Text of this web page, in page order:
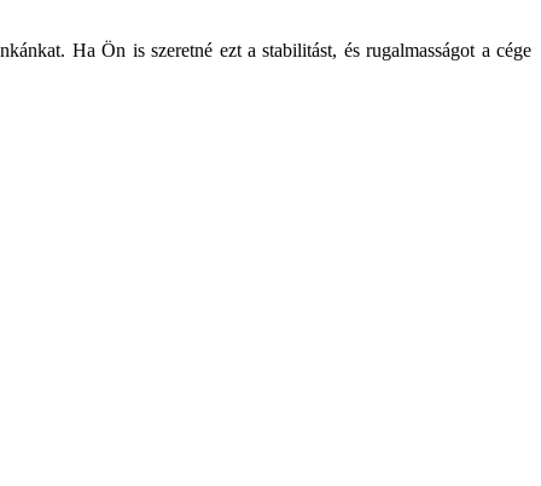
Ha Ön is szeretné ezt a stabilitást, és rugalmasságot a cége